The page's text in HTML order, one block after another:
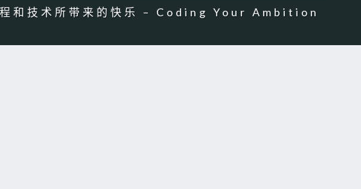
程和技术所带来的快乐 – Coding Your Ambition